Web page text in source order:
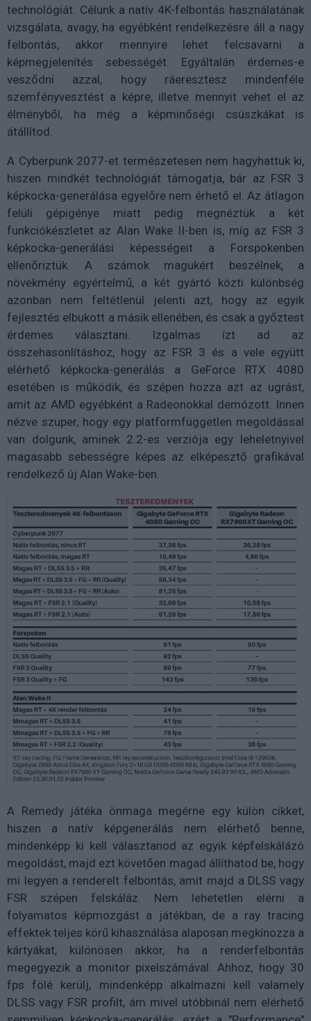
technológiát. Célunk a natív 4K-felbontás használatának
vizsgálata, avagy, ha egyébként rendelkezésre áll a nagy
felbontás, akkor mennyire lehet felcsavarni a
képmegjelenítés sebességét. Egyáltalán érdemes-e
vesződni azzal, hogy ráeresztesz mindenféle
szemfényvesztést a képre, illetve mennyit vehet el az
élményből, ha még a képminőségi csúszkákat is
átállítod.
A Cyberpunk 2077-et természetesen nem hagyhattuk ki,
hiszen mindkét technológiát támogatja, bár az FSR 3
képkocka-generálása egyelőre nem érhető el. Az átlagon
felüli gépigénye miatt pedig megnéztük a két
funkciókészletet az Alan Wake II-ben is, míg az FSR 3
képkocka-generálási képességeit a Forspokenben
ellenőriztük. A számok magukért beszélnek, a
növekmény egyértelmű, a két gyártó közti különbség
azonban nem feltétlenül jelenti azt, hogy az egyik
fejlesztés elbukott a másik ellenében, és csak a győztest
érdemes választani. Izgalmas ízt ad az
összehasonlításhoz, hogy az FSR 3 és a vele együtt
elérhető képkocka-generálás a GeForce RTX 4080
esetében is működik, és szépen hozza azt az ugrást,
amit az AMD egyébként a Radeonokkal demózott. Innen
nézve szuper, hogy egy platformfüggetlen megoldással
van dolgunk, aminek 2.2-es verziója egy leheletnyivel
magasabb sebességre képes az elképesztő grafikával
rendelkező új Alan Wake-ben.
A Remedy játéka önmaga megérne egy külön cikket,
hiszen a natív képgenerálás nem elérhető benne,
mindenképp ki kell választanod az egyik képfelskálázó
megoldást, majd ezt követően magad állíthatod be, hogy
mi legyen a renderelt felbontás, amit majd a DLSS vagy
FSR szépen felskáláz. Nem lehetetlen elérni a
folyamatos képmozgást a játékban, de a ray tracing
effektek teljes körű kihasználása alaposan megkínozza a
kártyákat, különösen akkor, ha a renderfelbontás
megegyezik a monitor pixelszámával. Ahhoz, hogy 30
fps fölé kerülj, mindenképp alkalmazni kell valamely
DLSS vagy FSR profilt, ám mivel utóbbinál nem elérhető